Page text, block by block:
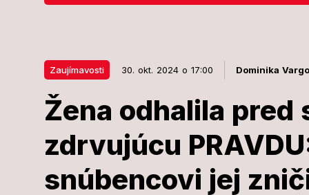
Zaujímavosti 30. okt. 2024 o 17:00 Dominika
Žena odhalila pred
zdrvujúcu
snúbencovi jej
Žena odhalila